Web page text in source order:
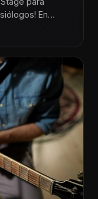
ha